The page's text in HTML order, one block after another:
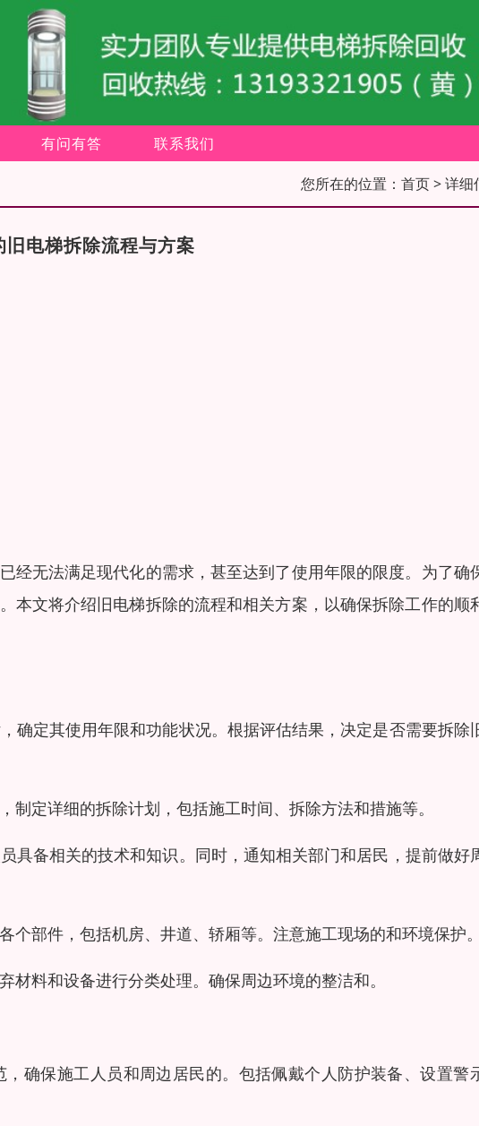
有问有答 联系我们
您所在的位置： 首页> 详细
旧电梯拆除流程与方案
经无法满足现代化的需求，甚至达到了使用年限的限度。为了确
本文将介绍旧电梯拆除的流程和相关方案，以确保拆除工作的顺
确定其使用年限和功能状况。根据评估结果，决定是否需要拆除
定详细的拆除计划，包括施工时间、拆除方法和措施等。
具备相关的技术和知识。同时，通知相关部门和居民，提前做好
个部件，包括机房、井道、轿厢等。注意施工现场的和环境保护
料和设备进行分类处理。确保周边环境的整洁和。
确保施工人员和周边居民的。包括佩戴个人防护装备、设置警